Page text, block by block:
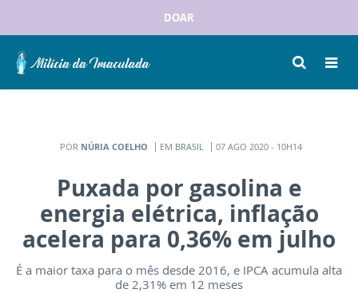
DOAR
POR NÚRIA COELHO EM BRASIL 07 AGO 2020 - 10H14
Puxada por gasolina e
energia elétrica, inflação
acelera para 0,36% em julho
É a maior taxa para o mês desde 2016, e IPCA acumula alta
de 2,31% em 12 meses